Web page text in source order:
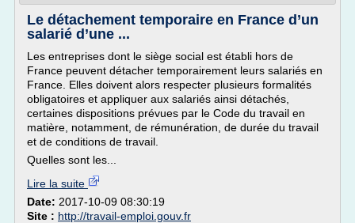
Le détachement temporaire en France d’un
salarié d’une ...
Les entreprises dont le siège social est établi hors de
France peuvent détacher temporairement leurs salariés en
France. Elles doivent alors respecter plusieurs formalités
obligatoires et appliquer aux salariés ainsi détachés,
certaines dispositions prévues par le Code du travail en
matière, notamment, de rémunération, de durée du travail
et de conditions de travail.
Quelles sont les...
Lire la suite
Date: 2017-10-09 08:30:19
Site : http://travail-emploi.gouv.fr